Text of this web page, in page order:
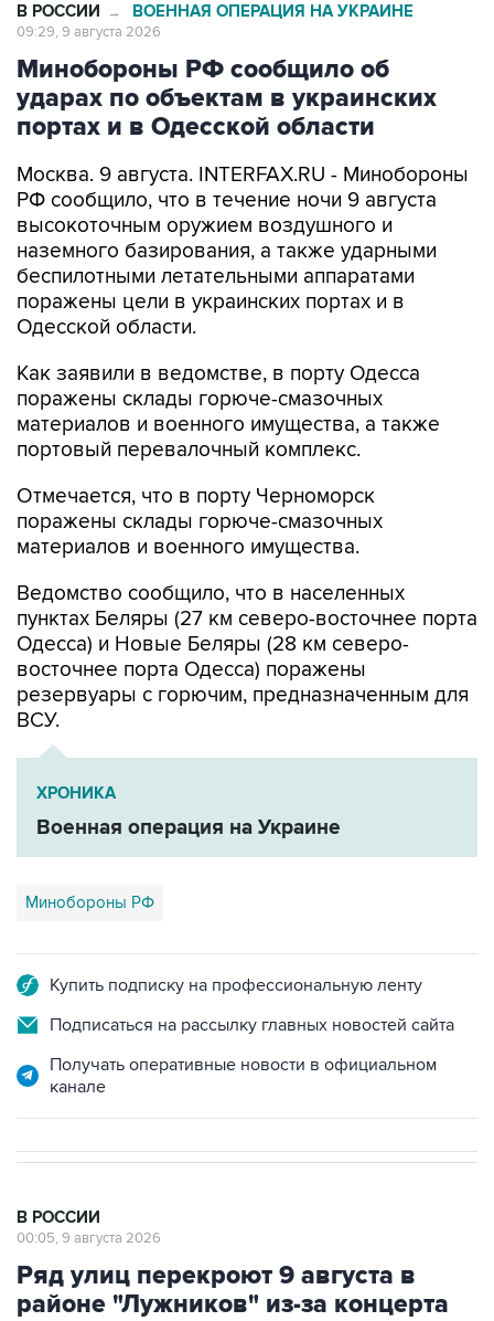
В РОССИИ → ВОЕННАЯ ОПЕРАЦИЯ НА УКРАИНЕ
09:29, 9 августа 2026
Минобороны РФ сообщило об
ударах по объектам в украинских
портах и в Одесской области
Москва. 9 августа. INTERFAX.RU - Минобороны
РФ сообщило, что в течение ночи 9 августа
высокоточным оружием воздушного и
наземного базирования, а также ударными
беспилотными летательными аппаратами
поражены цели в украинских портах и в
Одесской области.
Как заявили в ведомстве, в порту Одесса
поражены склады горюче-смазочных
материалов и военного имущества, а также
портовый перевалочный комплекс.
Отмечается, что в порту Черноморск
поражены склады горюче-смазочных
материалов и военного имущества.
Ведомство сообщило, что в населенных
пунктах Беляры (27 км северо-восточнее порта
Одесса) и Новые Беляры (28 км северо-
восточнее порта Одесса) поражены
резервуары с горючим, предназначенным для
ВСУ.
ХРОНИКА
Военная операция на Украине
Минобороны РФ
Купить подписку на профессиональную ленту
Подписаться на рассылку главных новостей сайта
Получать оперативные новости в официальном
канале
В РОССИИ
00:05, 9 августа 2026
Ряд улиц перекроют 9 августа в
районе "Лужников" из-за концерта